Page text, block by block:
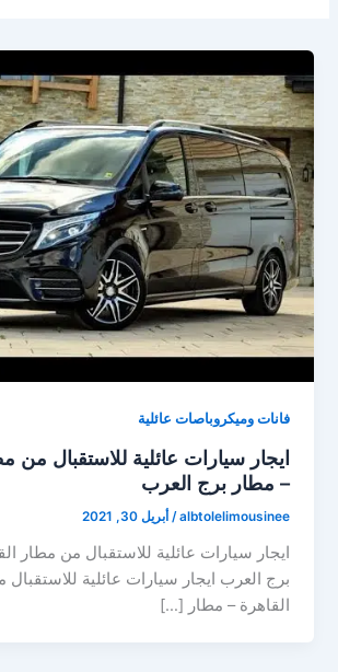
فانات وميكروباصات عائلية
ايجار سيارات عائلية للاستقبال من
– مطار برج العرب
albtolelimousinee
/ أبريل 30, 2021
ايجار سيارات عائلية للاستقبال من مطار
برج العرب ايجار سيارات عائلية للاستقبال
القاهرة – مطار […]